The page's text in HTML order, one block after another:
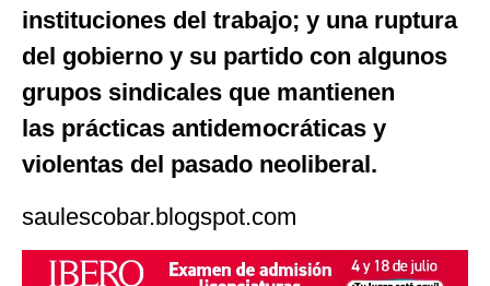
instituciones del trabajo; y una ruptura
del gobierno y su partido con algunos
grupos sindicales que mantienen
las prácticas antidemocráticas y
violentas del pasado neoliberal.
saulescobar.blogspot.com